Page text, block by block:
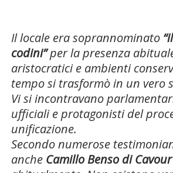
Il locale era soprannominato
codini”per la presenza
aristocratici e ambienti
tempo si trasformò in un vero
Vi si incontravano
ufficiali e protagonisti del
unificazione.
Secondo numerose
anche Camillo Benso di Cavour